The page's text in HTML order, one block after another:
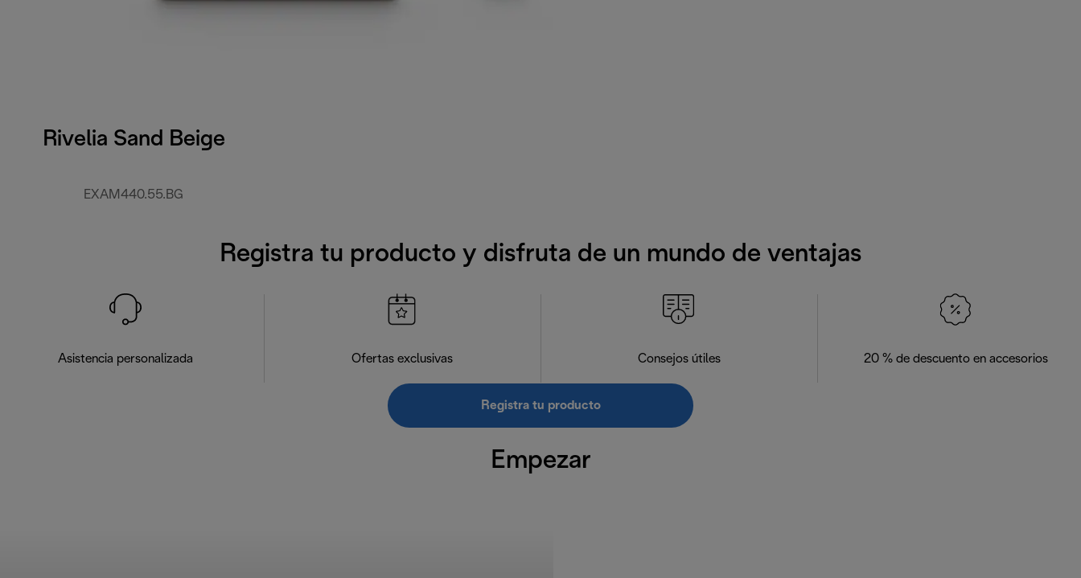
Rivelia Sand Beige
EXAM440.55.BG
Registra tu producto y disfruta de un mundo de ventajas
Asistencia personalizada Ofertas exclusivas Consejos útiles 20 % de descuento en accesorios
Registra tu producto
Empezar